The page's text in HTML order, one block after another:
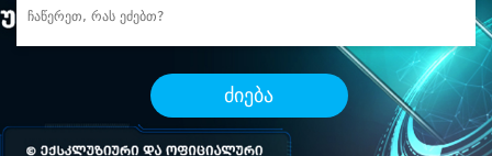
ძიება
შეიძინესასურველი მომსახურება